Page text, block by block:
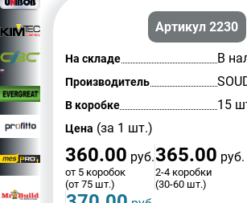
Артикул 2230
На складе В
Производитель
В коробке 15
Цена (за 1 шт.)
360.00 руб.
от 5 коробок
(от 75 шт.)
365.00 руб.
2-4 коробки
(30-60 шт.)